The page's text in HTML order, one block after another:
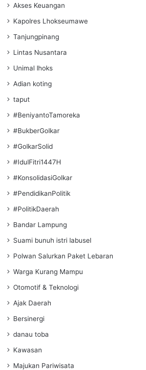
Akses Keuangan
Kapolres Lhokseumawe
Tanjungpinang
Lintas Nusantara
Unimal lhoks
Adian koting
taput
#BeniyantoTamoreka
#BukberGolkar
#GolkarSolid
#IdulFitri1447H
#KonsolidasiGolkar
#PendidikanPolitik
#PolitikDaerah
Bandar Lampung
Suami bunuh istri labusel
Polwan Salurkan Paket Lebaran
Warga Kurang Mampu
Otomotif & Teknologi
Ajak Daerah
Bersinergi
danau toba
Kawasan
Majukan Pariwisata